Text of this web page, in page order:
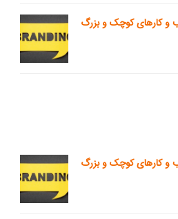
و کارهای کوچک و بزرگ
و کارهای کوچک و بزرگ